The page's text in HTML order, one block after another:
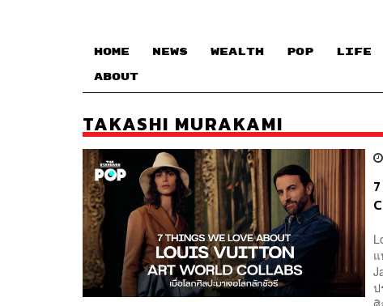
HOME NEWS WEALTH POP LIFE
ABOUT
TAKASHI MURAKAMI
ป